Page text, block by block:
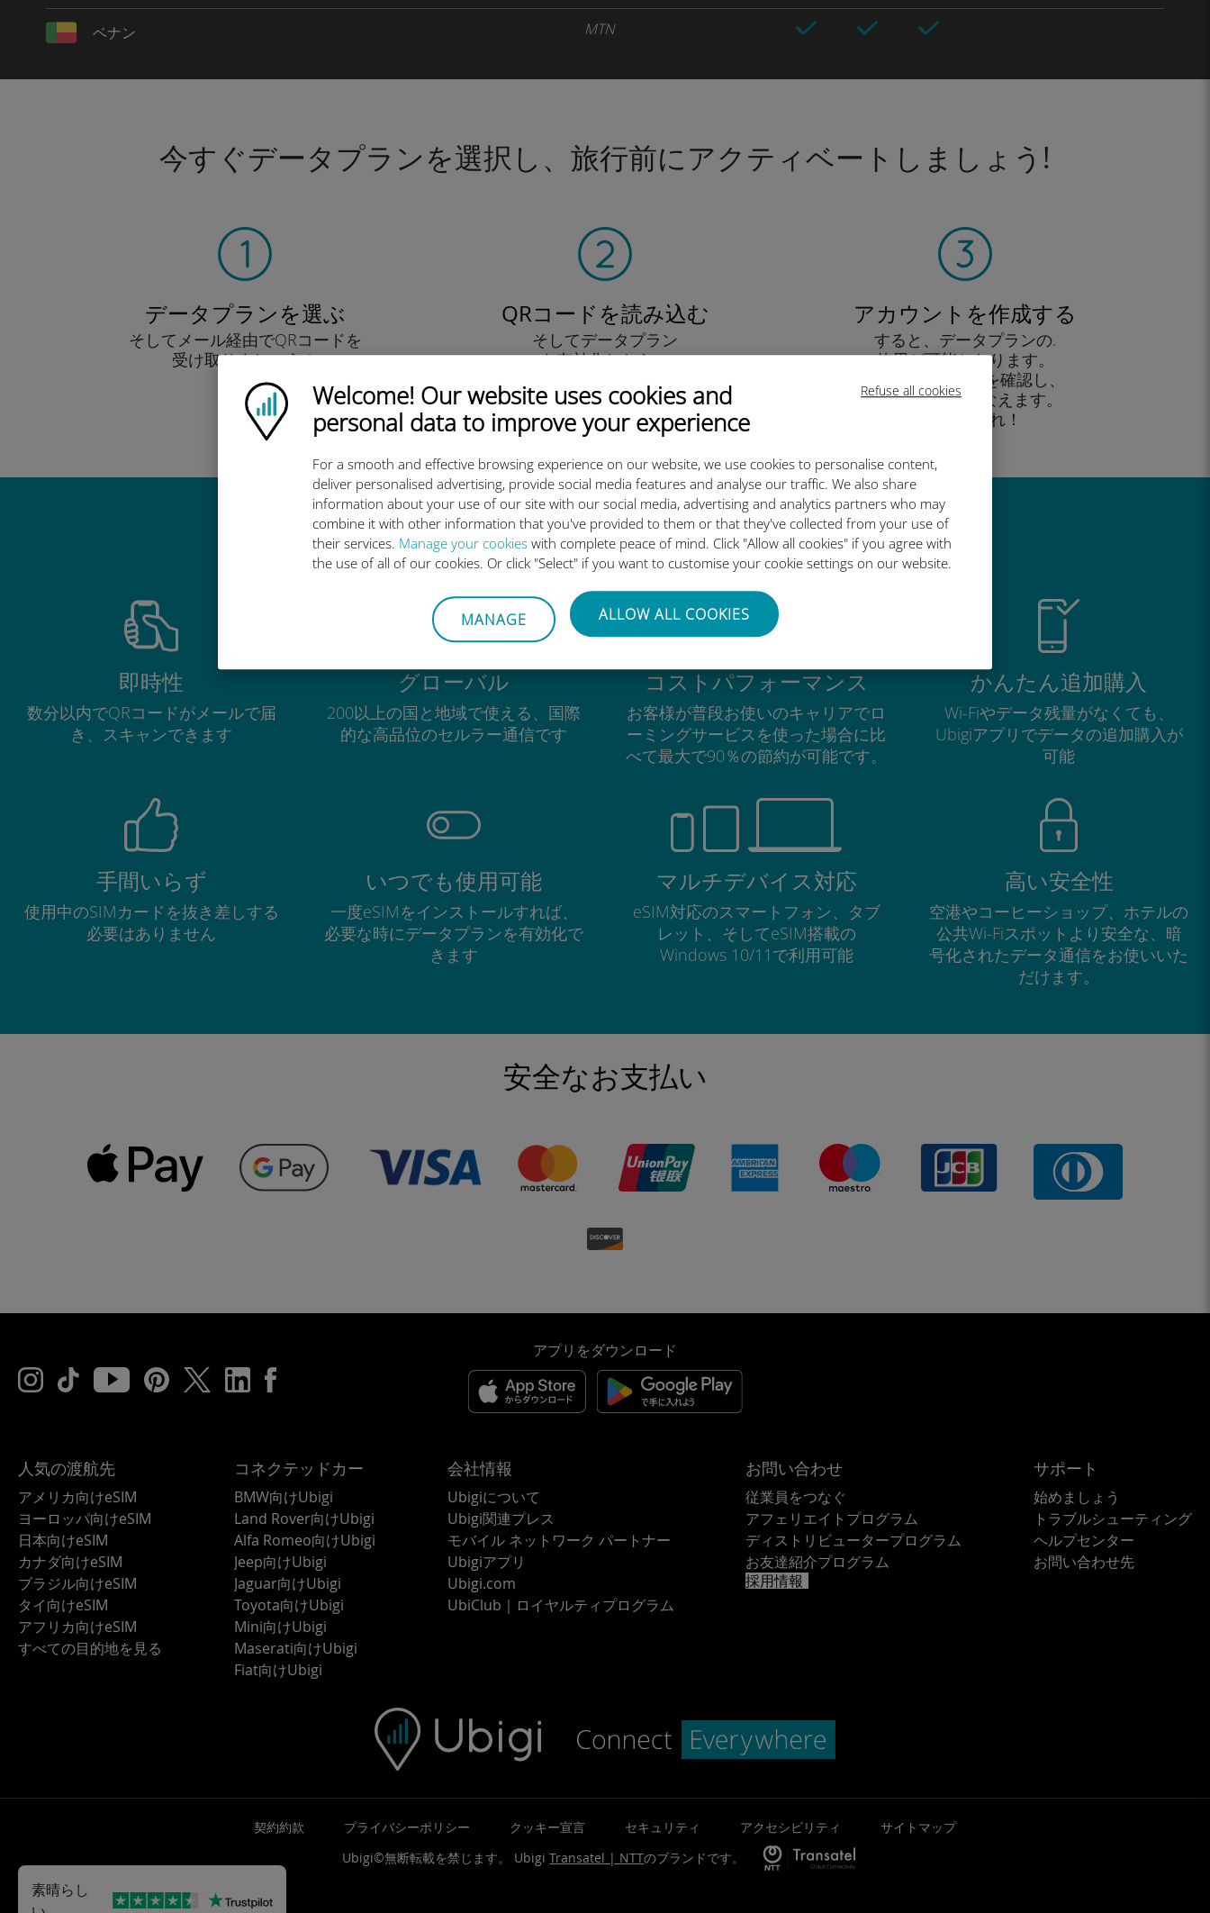
Refuse all cookies
Ubigi logo
Welcome! Our website uses cookies and
personal data to improve your experience
For a smooth and effective browsing experience on our website, we use cookies to personalise content,
deliver personalised advertising, provide social media features and analyse our traffic. We also share
information about your use of our site with our social media, advertising and analytics partners who may
combine it with other information that you've provided to them or that they've collected from your use of
their services. Manage your cookies with complete peace of mind. Click "Allow all cookies" if you agree with
the use of all of our cookies. Or click "Select" if you want to customise your cookie settings on our website.
MANAGE ALLOW ALL COOKIES
ベナン MTN
今すぐデータプランを選択し、旅行前にアクティベートしましょう!
データプランを選ぶ
そしてメール経由でQRコードを
受け取りましょう！
早い！
QRコードを読み込む
そしてデータプラン
を有効化したら、
しょう シンプル！
アカウントを作成する
すると、データプランの.
使用が可能となります。
外出先 から残高を確認し、
追加購入がおこなえます。
お楽しみあれ！
Ubigi International eSIMがすごい理由
即時性
数分以内でQRコードがメールで届
き、スキャンできます
グローバル
200以上の国と地域で使える、国際
的な高品位のセルラー通信です
コストパフォーマンス
お客様が普段お使いのキャリアでロ
ーミングサービスを使った場合に比
べて最大で90％の節約が可能です。
かんたん追加購入
Wi-Fiやデータ残量がなくても、
Ubigiアプリでデータの追加購入が
可能
手間いらず
使用中のSIMカードを抜き差しする
必要はありません
いつでも使用可能
一度eSIMをインストールすれば、
必要な時にデータプランを有効化で
きます
マルチデバイス対応
eSIM対応のスマートフォン、タブ
レット、そしてeSIM搭載の
Windows 10/11で利用可能
高い安全性
空港やコーヒーショップ、ホテルの
公共Wi-Fiスポットより安全な、暗
号化されたデータ通信をお使いいた
だけます。
安全なお支払い
アプリをダウンロード
人気の渡航先
アメリカ向けeSIM
ヨーロッパ向けeSIM
日本向けeSIM
カナダ向けeSIM
ブラジル向けeSIM
タイ向けeSIM
アフリカ向けeSIM
すべての目的地を見る
コネクテッドカー
BMW向けUbigi
Land Rover向けUbigi
Alfa Romeo向けUbigi
Jeep向けUbigi
Jaguar向けUbigi
Toyota向けUbigi
Mini向けUbigi
Maserati向けUbigi
Fiat向けUbigi
会社情報
Ubigiについて
Ubigi関連プレス
モバイル ネットワーク パートナー
Ubigiアプリ
Ubigi.com
UbiClub｜ロイヤルティプログラム
お問い合わせ
従業員をつなぐ
アフェリエイトプログラム
ディストリビュータープログラム
お友達紹介プログラム
採用情報
サポート
始めましょう
トラブルシューティング
ヘルプセンター
お問い合わせ先
契約約款 プライバシーポリシー クッキー宣言 セキュリティ アクセシビリティ
サイトマップ
Ubigi©無断転載を禁じます。 UbigiTransatel | NTTのブランドです。
素晴らし